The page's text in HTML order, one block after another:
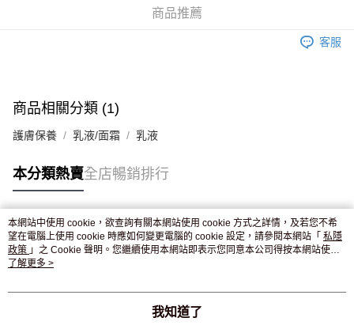
付款後門市自取，訂單確認後2-4個工作天到店，7天內取。逾期後
商品推薦
客服
商品相關分類 (1)
護膚保養 乳液/面霜 乳液
本分類熱賣全店暢銷排行
熱門標籤
熱銷排行
本網站中使用 cookie，欲查詢有關本網站使用 cookie 方式之詳情，及若您不希
望在電腦上使用 cookie 時應如何變更電腦的 cookie 設定，請參閱本網站「 私隱
政策 」之 Cookie 聲明。您繼續使用本網站即表示您同意本公司得按本網站使用
條款之 Cookie 聲明使用 cookie。
了解更多 >
我知道了